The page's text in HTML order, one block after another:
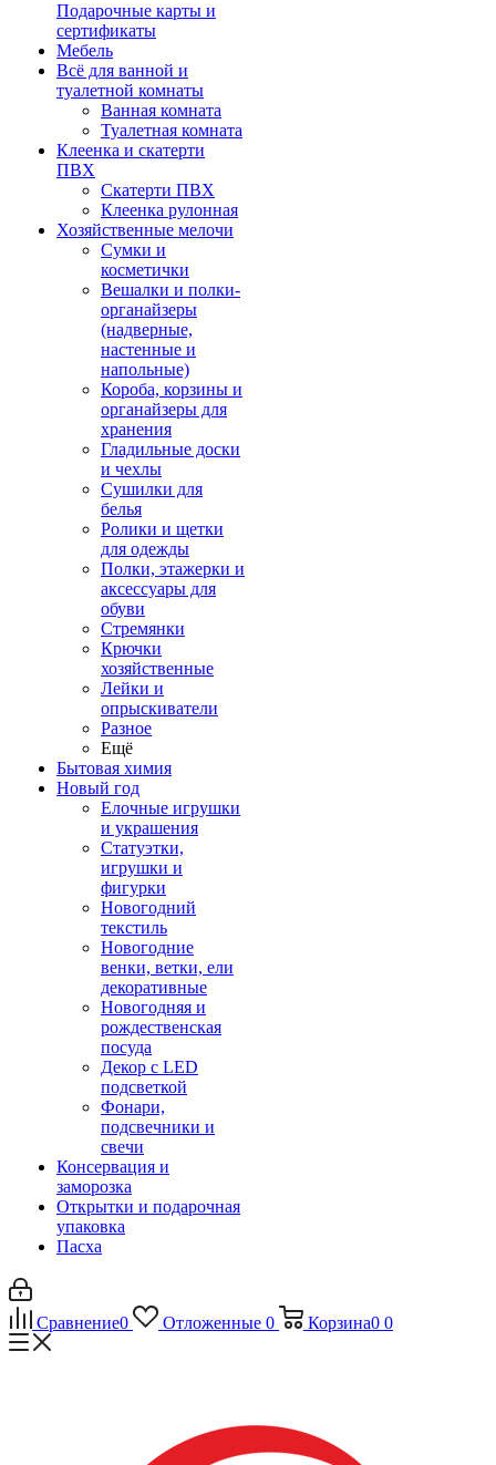
Подарочные карты и
сертификаты
Мебель
Всё для ванной и
туалетной комнаты
Ванная комната
Туалетная комната
Клеенка и скатерти
ПВХ
Скатерти ПВХ
Клеенка рулонная
Хозяйственные мелочи
Сумки и
косметички
Вешалки и полки-
органайзеры
(надверные,
настенные и
напольные)
Короба, корзины и
органайзеры для
хранения
Гладильные доски
и чехлы
Сушилки для
белья
Ролики и щетки
для одежды
Полки, этажерки и
аксессуары для
обуви
Стремянки
Крючки
хозяйственные
Лейки и
опрыскиватели
Разное
Ещё
Бытовая химия
Новый год
Елочные игрушки
и украшения
Статуэтки,
игрушки и
фигурки
Новогодний
текстиль
Новогодние
венки, ветки, ели
декоративные
Новогодняя и
рождественская
посуда
Декор с LED
подсветкой
Фонари,
подсвечники и
свечи
Консервация и
заморозка
Открытки и подарочная
упаковка
Пасха
Сравнение0 Отложенные 0 Корзина0 0